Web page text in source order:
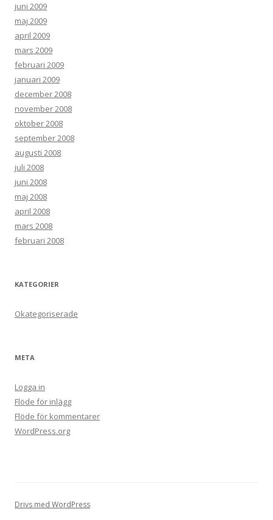
juni 2009
maj 2009
april 2009
mars 2009
februari 2009
januari 2009
december 2008
november 2008
oktober 2008
september 2008
augusti 2008
juli 2008
juni 2008
maj 2008
april 2008
mars 2008
februari 2008
KATEGORIER
Okategoriserade
META
Logga in
Flöde för inlägg
Flöde för kommentarer
WordPress.org
Drivs med WordPress